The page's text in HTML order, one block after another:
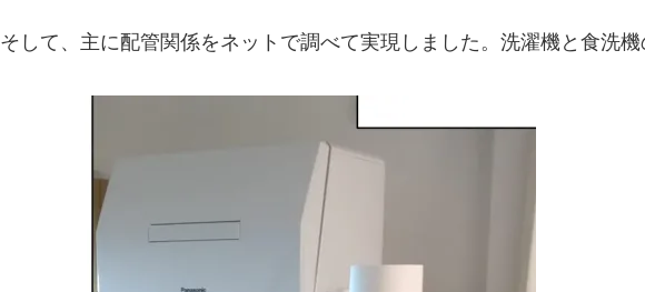
そして、主に配管関係をネットで調べて実現しました。洗濯機と食洗機